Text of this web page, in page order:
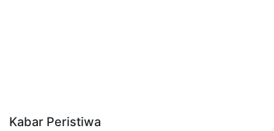
Kabar Peristiwa